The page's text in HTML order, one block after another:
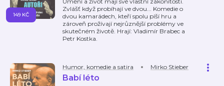
Zvlášť když probíhají ve dvou... Komedie o
dvou kamarádech, kteří spolu píší hru a
zároveň prožívají nejrůznější problémy ve
skutečném životě. Hrají: Vladimír Brabec a
Petr Kostka.
149 KČ
Humor, komedie a satira Mirko Stieber
Babí léto